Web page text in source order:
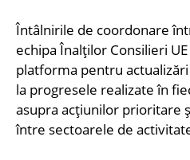
Întâlnirile de coordonare
echipa Înalților Consilieri
platforma pentru
la progresele realizate în
asupra acțiunilor prioritare
între sectoarele de